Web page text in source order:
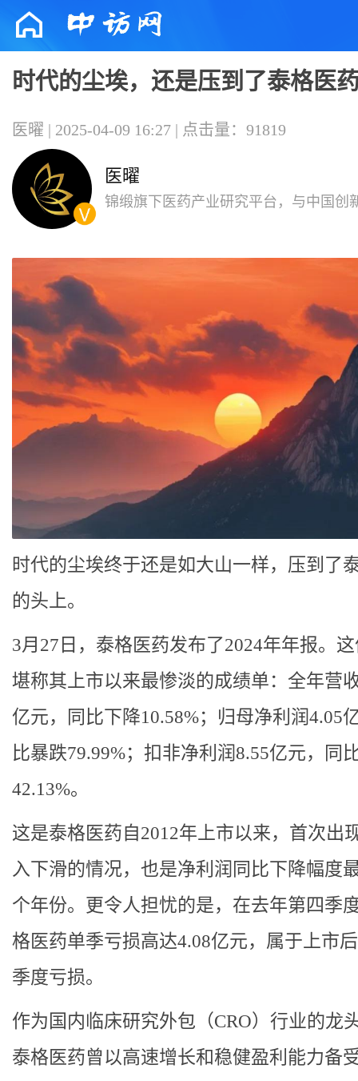
时代的尘埃，还是压到了泰格医
医曜 | 2025-04-09 16:27 | 点击量：91819
医曜
锦缎旗下医药产业研究平台，与中国创
时代的尘埃终于还是如大山一样，压到了
的头上。
3月27日，泰格医药发布了2024年年报。
堪称其上市以来最惨淡的成绩单：全年营
亿元，同比下降10.58%；归母净利润4.05
比暴跌79.99%；扣非净利润8.55亿元，同
42.13%。
这是泰格医药自2012年上市以来，首次出
入下滑的情况，也是净利润同比下降幅度
个年份。更令人担忧的是，在去年第四季
格医药单季亏损高达4.08亿元，属于上市
季度亏损。
作为国内临床研究外包（CRO）行业的龙
泰格医药曾以高速增长和稳健盈利能力备